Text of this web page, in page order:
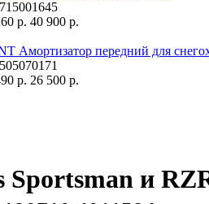
715001645
р. 40 900 р.
Амортизатор передний для
505070171
р. 26 500 р.
Sportsman и